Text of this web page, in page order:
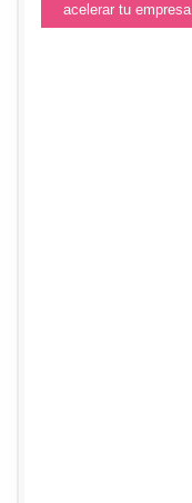
acelerar tu empresa